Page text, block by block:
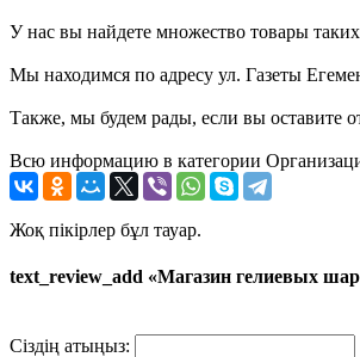
У нас вы найдете множество товары
Мы находимся по адресу ул. Газеты
Также, мы будем рады, если вы оставите
Всю информацию в категории
Жоқ пікірлер бұл тауар.
text_review_add «Магазин гелиевых
Сіздің атыңыз: